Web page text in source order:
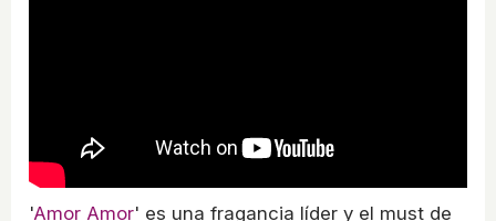
'Amor Amor' es una fragancia líder y el must de